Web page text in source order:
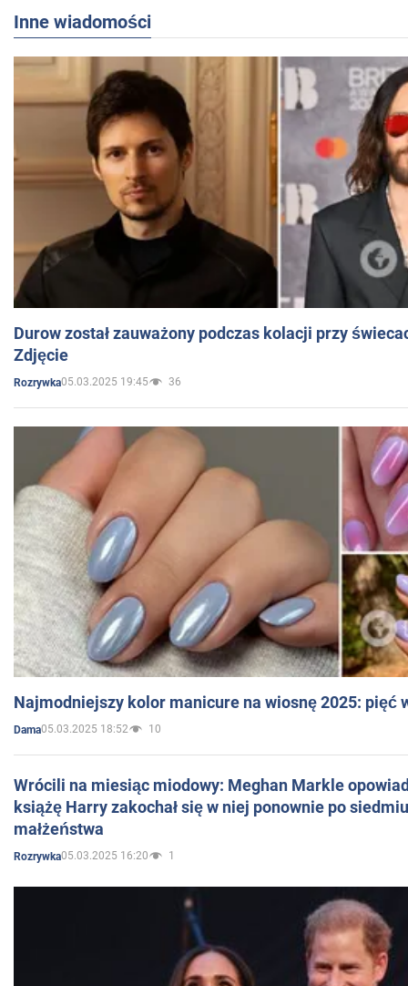
Inne wiadomości
Durow został zauważony podczas kolacji przy
Zdjęcie
Rozrywka05.03.2025 19:45 36
Najmodniejszy kolor manicure na wiosnę 2025: pięć
Dama05.03.2025 18:52 10
Wrócili na miesiąc miodowy: Meghan Markle
książę Harry zakochał się w niej ponownie po
małżeństwa
Rozrywka05.03.2025 16:20 1